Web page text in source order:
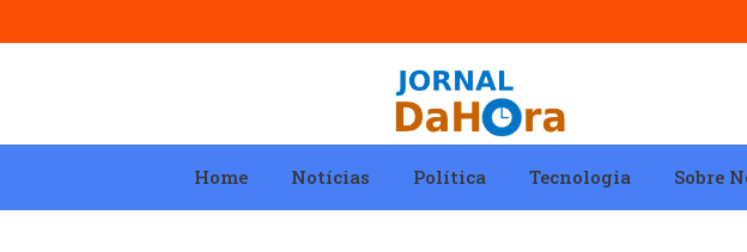
Home Notícias Política Tecnologia Sobre